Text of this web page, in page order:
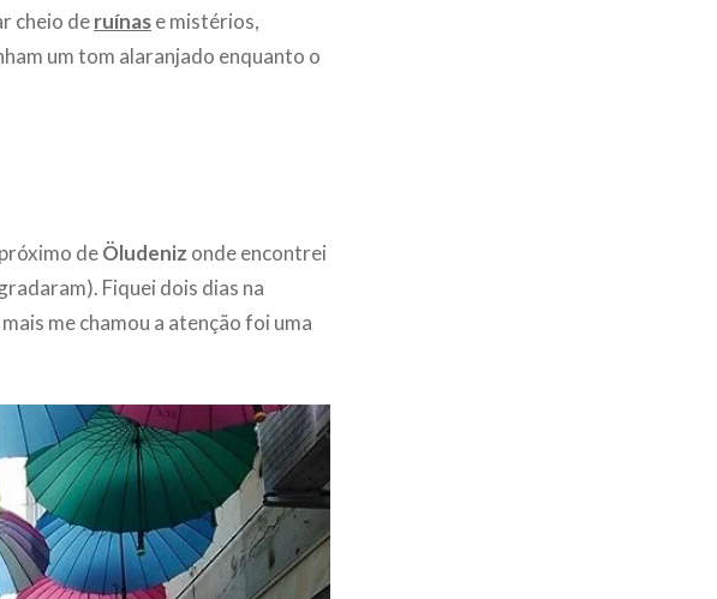
cheio deruínase mistérios,
um tom alaranjado enquanto o
deÖludeniz onde encontrei
Fiquei dois dias na
me chamou a atenção foi uma